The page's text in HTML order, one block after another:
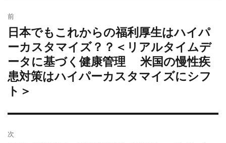
日:
リ
ー
稿
ナ
ビ
ゲ
ー
シ
ン
前
過
稿:
日本でもこれからの福利厚生はハイパ
ーカスタマイズ？？＜リアルタイムデ
ータに基づく健康管理 米国の慢性疾
患対策はハイパーカスタマイズにシフ
ト＞
次